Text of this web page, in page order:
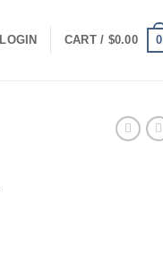
LOGIN CART / $0.00 0